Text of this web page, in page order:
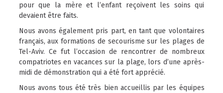
pour que la mère et l’enfant reçoivent les soins qui
devaient être faits.
Nous avons également pris part, en tant que volontaires
français, aux formations de secourisme sur les plages de
Tel-Aviv. Ce fut l’occasion de rencontrer de nombreux
compatriotes en vacances sur la plage, lors d’une après-
midi de démonstration qui a été fort apprécié.
Nous avons tous été très bien accueillis par les équipes